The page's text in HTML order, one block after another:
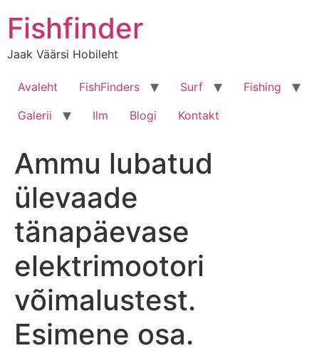
sisu
juurde
Fishfinder
Jaak Väärsi Hobileht
Avaleht FishFinders Surf
Fishing
Galerii
Ilm Blogi Kontakt
Ammu lubatud
ülevaade
tänapäevase
elektrimootori
võimalustest.
Esimene osa.